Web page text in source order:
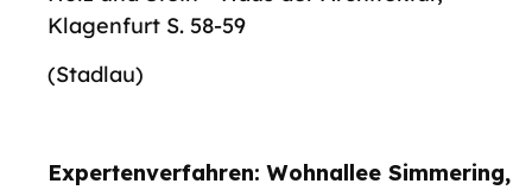
Klagenfurt S. 58-59
(Stadlau)
Expertenverfahren: Wohnallee Simmering,